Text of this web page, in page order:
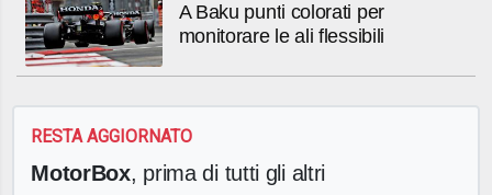
A Baku punti colorati per
monitorare le ali flessibili
RESTA AGGIORNATO
MotorBox, prima di tutti gli altri